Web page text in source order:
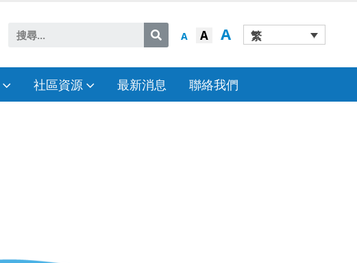
A A A 繁
社區資源 最新消息 聯絡我們